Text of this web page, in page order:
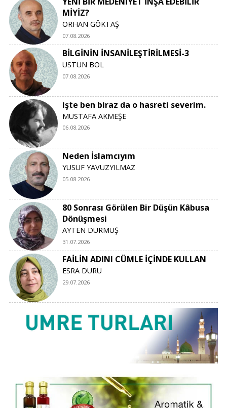
MİYİZ?
ORHAN GÖKTAŞ
07.08.2026
BİLGİNİN İNSANİLEŞTİRİLMESİ-3
ÜSTÜN BOL
07.08.2026
işte ben biraz da o hasreti severim.
MUSTAFA AKMEŞE
06.08.2026
Neden İslamcıyım
YUSUF YAVUZYILMAZ
05.08.2026
80 Sonrası Görülen Bir Düşün Kâbusa
Dönüşmesi
AYTEN DURMUŞ
31.07.2026
FAİLİN ADINI CÜMLE İÇİNDE KULLAN
ESRA DURU
29.07.2026